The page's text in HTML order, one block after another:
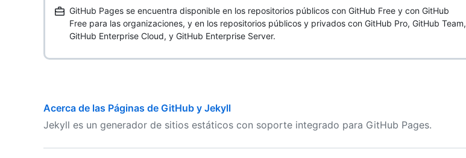
GitHub Pages se encuentra disponible en los repositorios públicos con GitHub Free y con GitHub
Free para las organizaciones, y en los repositorios públicos y privados con GitHub Pro, GitHub Team,
GitHub Enterprise Cloud, y GitHub Enterprise Server.
Acerca de las Páginas de GitHub y Jekyll
Jekyll es un generador de sitios estáticos con soporte integrado para GitHub Pages.